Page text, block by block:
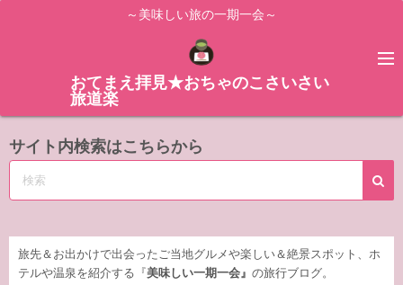
ス
ッ
～美味しい旅の一期一会～
おてまえ拝見★おちゃのこさいさい
旅道楽
サイト内検索はこちらから
旅先＆お出かけで出会ったご当地グルメや楽しい＆絶景スポット、ホ
テルや温泉を紹介する『 美味しい一期一会』 の旅行ブログ。